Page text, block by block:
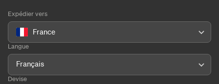
Expédier vers
France
Langue
Français
Devise